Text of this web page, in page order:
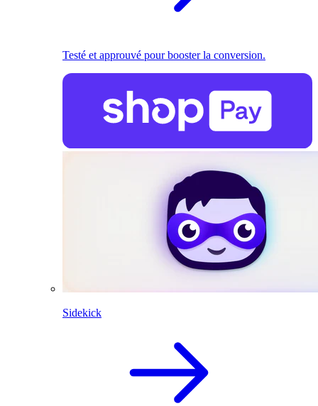
Testé et approuvé pour booster la conversion.
Sidekick